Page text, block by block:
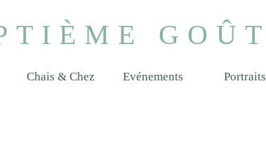
GOÛT
Chais & Chez Evénements Portraits